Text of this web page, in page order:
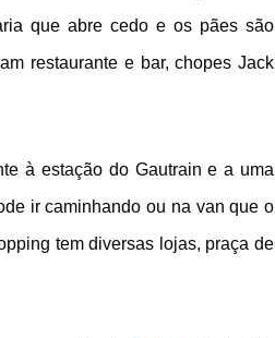
que abre cedo e os pães são
restaurante e bar, chopes Jack
à estação do Gautrain e a uma
ir caminhando ou na van que o
tem diversas lojas, praça de